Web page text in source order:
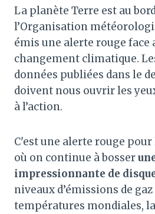
La planète Terre est au
l’Organisation
émis une alerte rouge face
changement climatique.
données publiées dans le
doivent nous ouvrir les
à l’action.
C'est une alerte rouge
où on continue à bosser
impressionnante de
niveaux d’émissions de
températures mondiales,